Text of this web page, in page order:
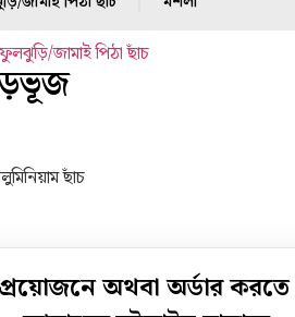
ফুলঝুড়ি/জামাই পিঠা ছাঁচ
ছাঁচ
অথবা অর্ডার